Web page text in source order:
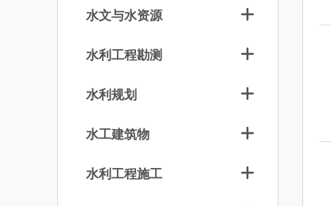
水文与水资源
水利工程勘测
水利规划
水工建筑物
水利工程施工